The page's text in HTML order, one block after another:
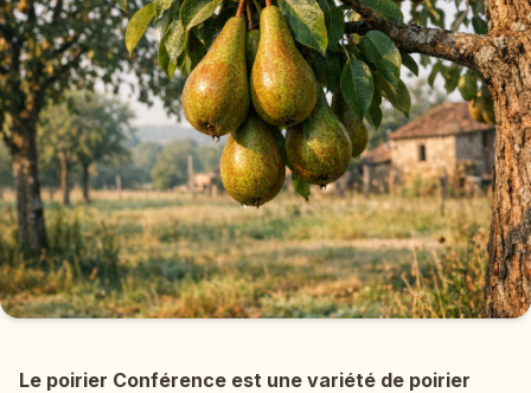
Le poirier Conférence est une variété de poirier